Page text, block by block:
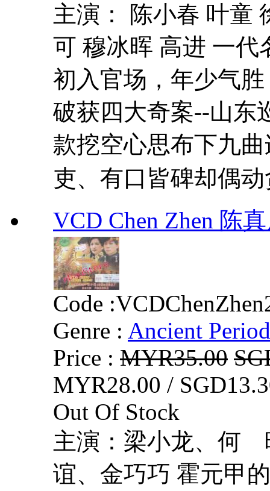
主演： 陈小春 叶童
可 穆冰晖 高进 一代
初入官场，年少气
破获四大奇案--山东
款挖空心思布下九
吏、有口皆碑却偶
VCD Chen Zhen 陈
Code :
Genre : Ancient Period
Price : MYR35.00
MYR28.00 /
Out Of Stock
主演：梁小龙、何
谊、金巧巧 霍元甲